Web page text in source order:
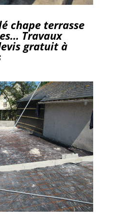
chape terrasse
Travaux
gratuit à